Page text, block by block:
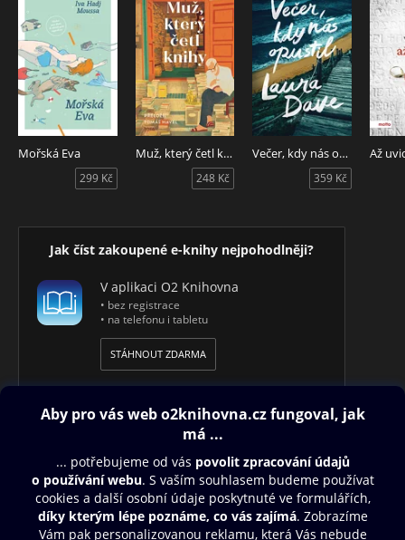
Mořská Eva
299 Kč
Muž, který četl knihy
248 Kč
Večer, kdy nás opustil
359 Kč
Až
Jak číst zakoupené e-knihy nejpohodlněji?
V aplikaci O2 Knihovna
• bez registrace
• na telefonu i tabletu
STÁHNOUT ZDARMA
Obsah ke stažení
Moje O2 Knihovna